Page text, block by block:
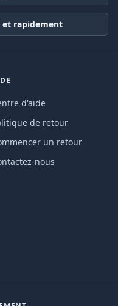
et rapidement
d'aide
de retour
un retour
nous